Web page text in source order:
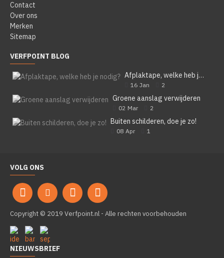
Contact
Over ons
Merken
Sitemap
VERFPOINT BLOG
Afplaktape, welke heb je nodig?
16 Jan 2
Groene aanslag verwijderen
02 Mar 2
Buiten schilderen, doe je zo!
08 Apr 1
VOLG ONS
Copyright © 2019 Verfpoint.nl - Alle rechten voorbehouden
NIEUWSBRIEF